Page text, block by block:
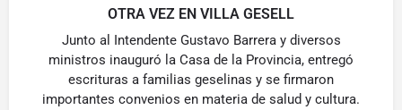
OTRA VEZ EN VILLA GESELL
Junto al Intendente Gustavo Barrera y diversos
ministros inauguró la Casa de la Provincia, entregó
escrituras a familias geselinas y se firmaron
importantes convenios en materia de salud y cultura.